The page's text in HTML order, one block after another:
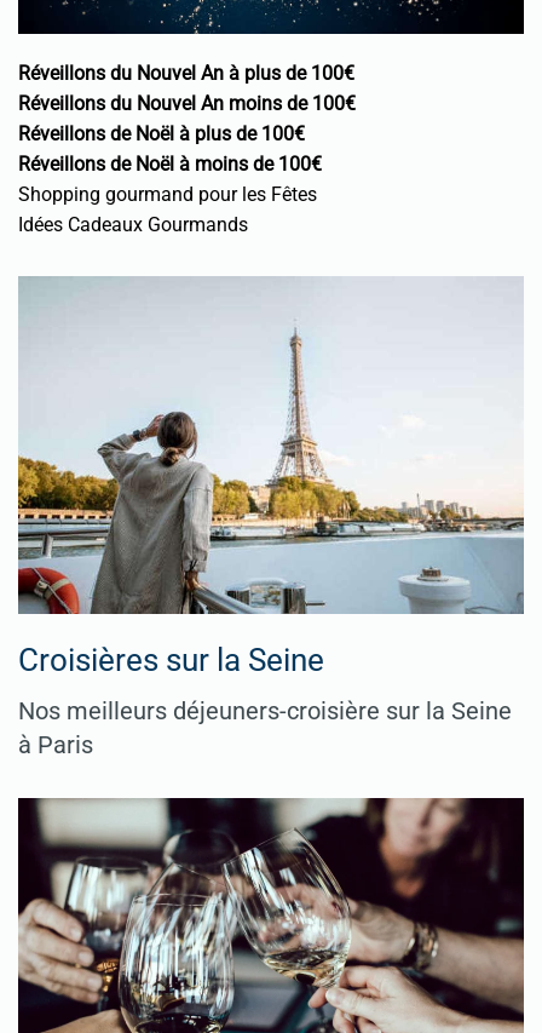
Réveillons du Nouvel An à plus de 100€
Réveillons du Nouvel An moins de 100€
Réveillons de Noël à plus de 100€
Réveillons de Noël à moins de 100€
Shopping gourmand pour les Fêtes
Idées Cadeaux Gourmands
Croisières sur la Seine
Nos meilleurs déjeuners-croisière sur la Seine
à Paris